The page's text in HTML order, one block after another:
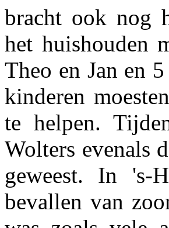
bracht ook nog
het huishouden
Theo en Jan en
kinderen
te helpen.
Wolters evenals
geweest. In 's-
bevallen van